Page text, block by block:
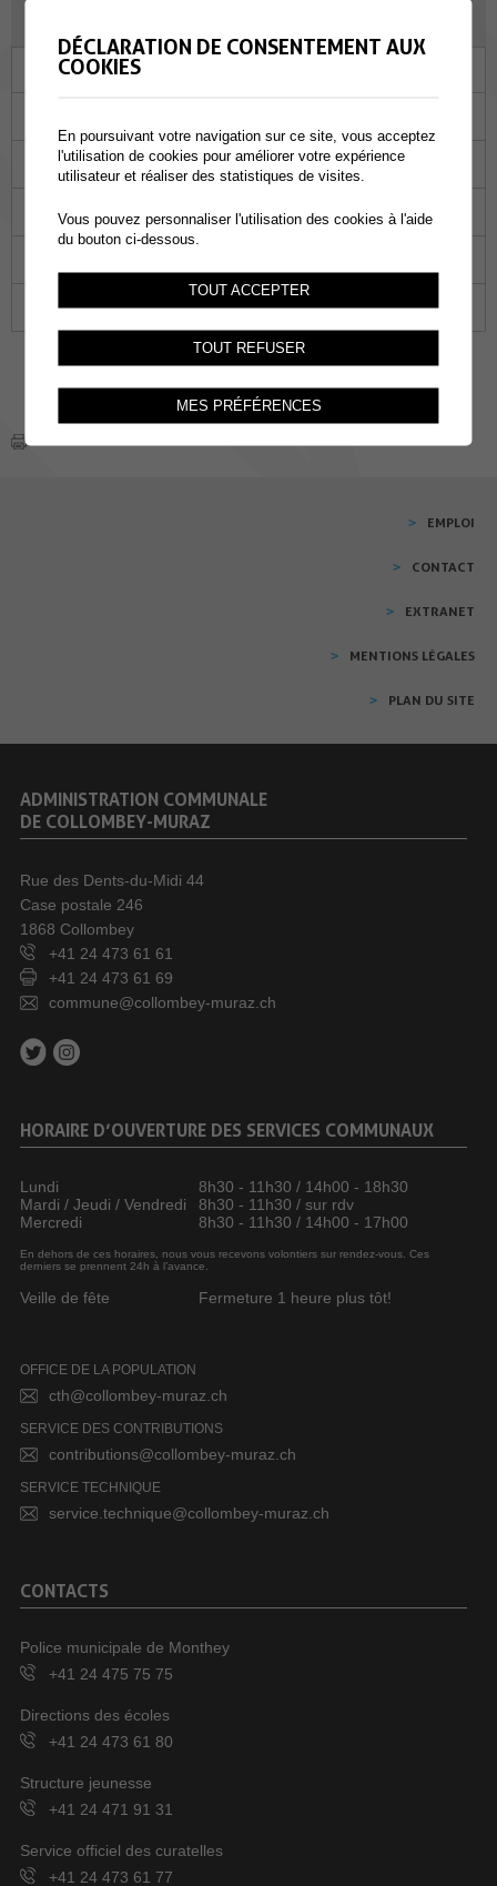
Ma
05 06 07 08 09
14 15 16
26 27 28 29 30
EMPLOI
CONTACT
EXTRANET
MENTIONS LÉGALES
PLAN DU SITE
ADMINISTRATION COMMUNALE
DE COLLOMBEY-MURAZ
Rue des Dents-du-Midi 44
Case postale 246
1868 Collombey
+41 24 473 61 61
+41 24 473 61 69
commune@collombey-muraz.ch
HORAIRE D’OUVERTURE DES SERVICES COMMUNAUX
Lundi
8h30 - 11h30 / 14h00 - 18h30
Mardi / Jeudi / Vendredi
8h30 - 11h30 / sur rdv
Mercredi
8h30 - 11h30 / 14h00 - 17h00
En dehors de ces horaires, nous vous recevons volontiers sur rendez-vous. Ces
derniers se prennent 24h à l’avance.
Veille de fête Fermeture 1 heure plus tôt!
OFFICE DE LA POPULATION
cth@collombey-muraz.ch
SERVICE DES CONTRIBUTIONS
contributions@collombey-muraz.ch
SERVICE TECHNIQUE
service.technique@collombey-muraz.ch
CONTACTS
Police municipale de Monthey
+41 24 475 75 75
Directions des écoles
+41 24 473 61 80
Structure jeunesse
+41 24 471 91 31
Service officiel des curatelles
+41 24 473 61 77
DÉCLARATION DE CONSENTEMENT AUX
COOKIES
En poursuivant votre navigation sur ce site, vous acceptez
l'utilisation de cookies pour améliorer votre expérience
utilisateur et réaliser des statistiques de visites.
Vous pouvez personnaliser l'utilisation des cookies à l'aide
du bouton ci-dessous.
TOUT ACCEPTER
TOUT REFUSER
MES PRÉFÉRENCES